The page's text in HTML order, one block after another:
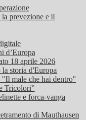
prevezione e il
d’Europa
18 aprile 2026
storia d'Europa
"Il male che hai dentro"
Tricolori”
e forca-vanga
di Mauthausen